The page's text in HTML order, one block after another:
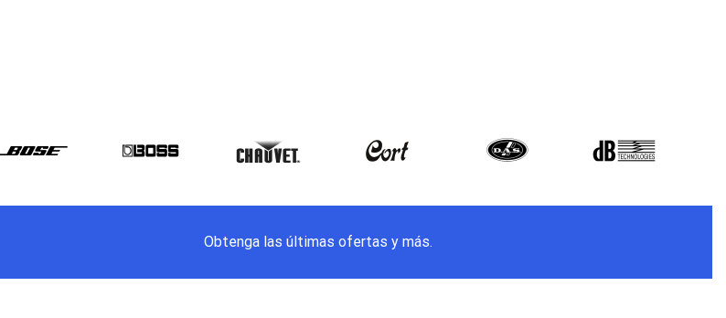
Obtenga las últimas ofertas y más.